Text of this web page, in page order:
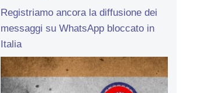
Registriamo ancora la diffusione dei
messaggi su WhatsApp bloccato in
Italia